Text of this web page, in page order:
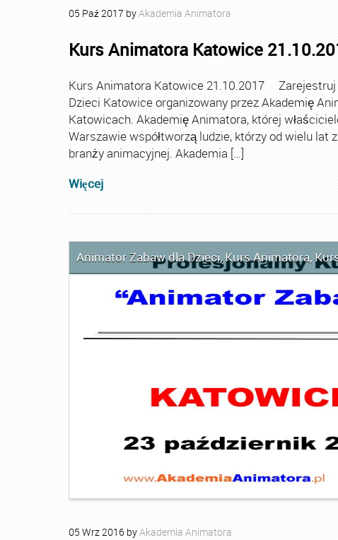
05 Paź2017 byAkademia Animatora
Kurs Animatora Katowice
Kurs Animatora Katowice 21.10.2017 Zarejestruj
Dzieci Katowice organizowany przez Akademię
Katowicach. Akademię Animatora, której
Warszawie współtworzą ludzie, którzy od wielu lat
branży animacyjnej. Akademia […]
Więcej
Animator Zabaw dla Dzieci,Kurs Animatora,
05 Wrz2016 byAkademia Animatora